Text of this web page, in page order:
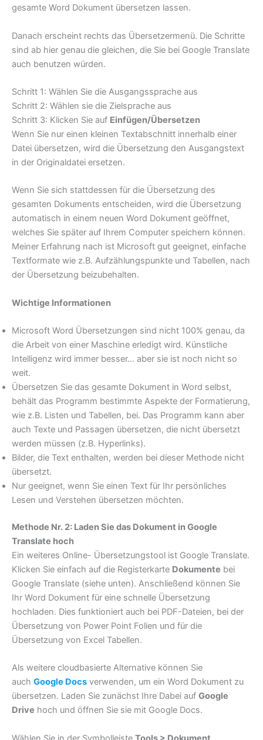
gesamte Word Dokument übersetzen lassen.
Danach erscheint rechts das Übersetzermenü. Die Schritte
sind ab hier genau die gleichen, die Sie bei Google Translate
auch benutzen würden.
Schritt 1: Wählen Sie die Ausgangssprache aus
Schritt 2: Wählen sie die Zielsprache aus
Schritt 3: Klicken Sie auf Einfügen/Übersetzen
Wenn Sie nur einen kleinen Textabschnitt innerhalb einer
Datei übersetzen, wird die Übersetzung den Ausgangstext
in der Originaldatei ersetzen.
Wenn Sie sich stattdessen für die Übersetzung des
gesamten Dokuments entscheiden, wird die Übersetzung
automatisch in einem neuen Word Dokument geöffnet,
welches Sie später auf Ihrem Computer speichern können.
Meiner Erfahrung nach ist Microsoft gut geeignet, einfache
Textformate wie z.B. Aufzählungspunkte und Tabellen, nach
der Übersetzung beizubehalten.
Wichtige Informationen
Microsoft Word Übersetzungen sind nicht 100% genau, da
die Arbeit von einer Maschine erledigt wird. Künstliche
Intelligenz wird immer besser… aber sie ist noch nicht so
weit.
Übersetzen Sie das gesamte Dokument in Word selbst,
behält das Programm bestimmte Aspekte der Formatierung,
wie z.B. Listen und Tabellen, bei. Das Programm kann aber
auch Texte und Passagen übersetzen, die nicht übersetzt
werden müssen (z.B. Hyperlinks).
Bilder, die Text enthalten, werden bei dieser Methode nicht
übersetzt.
Nur geeignet, wenn Sie einen Text für Ihr persönliches
Lesen und Verstehen übersetzen möchten.
Methode Nr. 2: Laden Sie das Dokument in Google
Translate hoch
Ein weiteres Online- Übersetzungstool ist Google Translate.
Klicken Sie einfach auf die Registerkarte Dokumente bei
Google Translate (siehe unten). Anschließend können Sie
Ihr Word Dokument für eine schnelle Übersetzung
hochladen. Dies funktioniert auch bei PDF-Dateien, bei der
Übersetzung von Power Point Folien und für die
Übersetzung von Excel Tabellen.
Als weitere cloudbasierte Alternative können Sie
auch Google Docs verwenden, um ein Word Dokument zu
übersetzen. Laden Sie zunächst Ihre Dabei auf Google
Drive hoch und öffnen Sie sie mit Google Docs.